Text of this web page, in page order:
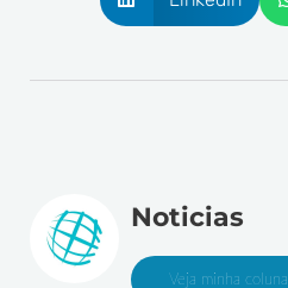
Noticias
Veja minha coluna